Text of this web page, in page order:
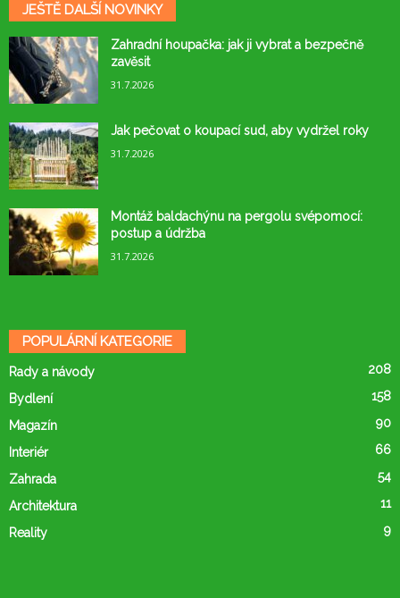
JEŠTĚ DALŠÍ NOVINKY
Zahradní houpačka: jak ji vybrat a bezpečně
zavěsit
31.7.2026
Jak pečovat o koupací sud, aby vydržel roky
31.7.2026
Montáž baldachýnu na pergolu svépomocí:
postup a údržba
31.7.2026
POPULÁRNÍ KATEGORIE
Rady a návody 208
Bydlení 158
Magazín 90
Interiér 66
Zahrada 54
Architektura 11
Reality 9